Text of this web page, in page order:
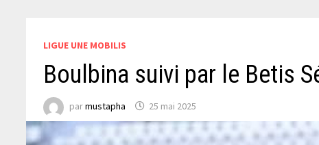
LIGUE UNE MOBILIS
Boulbina suivi par le Betis
parmustapha 25 mai 2025